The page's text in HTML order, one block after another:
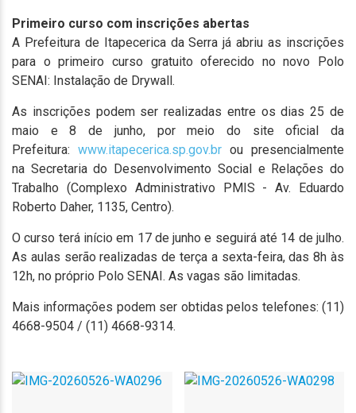
Primeiro curso com inscrições abertas
A Prefeitura de Itapecerica da Serra já abriu as inscrições
para o primeiro curso gratuito oferecido no novo Polo
SENAI: Instalação de Drywall.
As inscrições podem ser realizadas entre os dias 25 de
maio e 8 de junho, por meio do site oficial da
Prefeitura: www.itapecerica.sp.gov.br ou presencialmente
na Secretaria do Desenvolvimento Social e Relações do
Trabalho (Complexo Administrativo PMIS - Av. Eduardo
Roberto Daher, 1135, Centro).
O curso terá início em 17 de junho e seguirá até 14 de julho.
As aulas serão realizadas de terça a sexta-feira, das 8h às
12h, no próprio Polo SENAI. As vagas são limitadas.
Mais informações podem ser obtidas pelos telefones: (11)
4668-9504 / (11) 4668-9314.